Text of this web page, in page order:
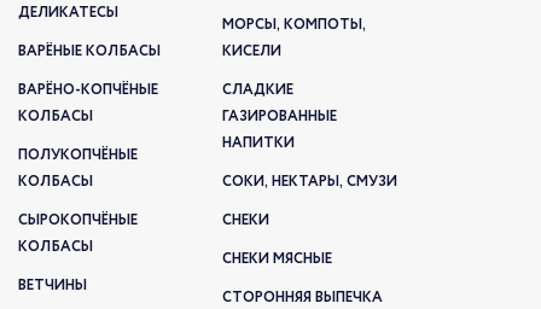
ДЕЛИКАТЕСЫ
ВАРЁНЫЕ КОЛБАСЫ
ВАРЁНО-КОПЧЁНЫЕ
КОЛБАСЫ
ПОЛУКОПЧЁНЫЕ
КОЛБАСЫ
СЫРОКОПЧЁНЫЕ
КОЛБАСЫ
ВЕТЧИНЫ
МОРСЫ, КОМПОТЫ,
КИСЕЛИ
СЛАДКИЕ
ГАЗИРОВАННЫЕ
НАПИТКИ
СОКИ, НЕКТАРЫ, СМУЗИ
СНЕКИ
СНЕКИ МЯСНЫЕ
СТОРОННЯЯ ВЫПЕЧКА